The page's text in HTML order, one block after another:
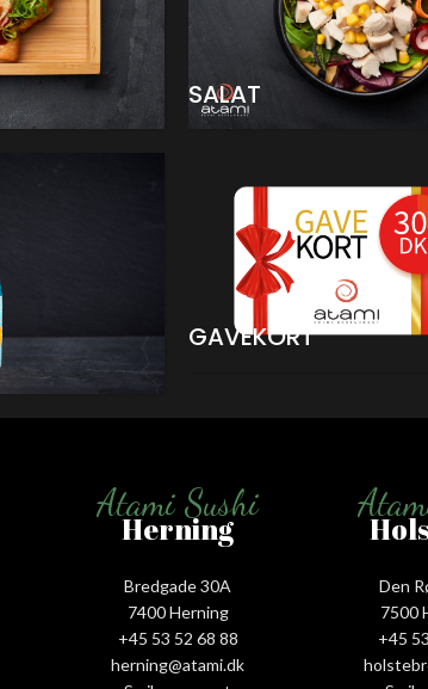
SALAT
GAVEKORT
Atami Sushi
Herning
Bredgade 30A
7400 Herning
+45 53 52 68 88
herning@atami.dk
Den
7500
+45